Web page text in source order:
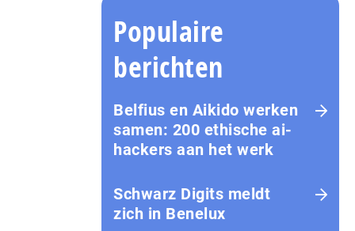
Populaire
berichten
Belfius en Aikido werken
samen: 200 ethische ai-
hackers aan het werk
Schwarz Digits meldt
zich in Benelux